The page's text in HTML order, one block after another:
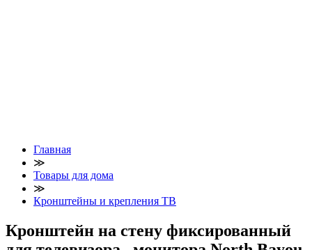
Главная
≫
Товары для дома
≫
Кронштейны и крепления ТВ
Кронштейн на стену фиксированный